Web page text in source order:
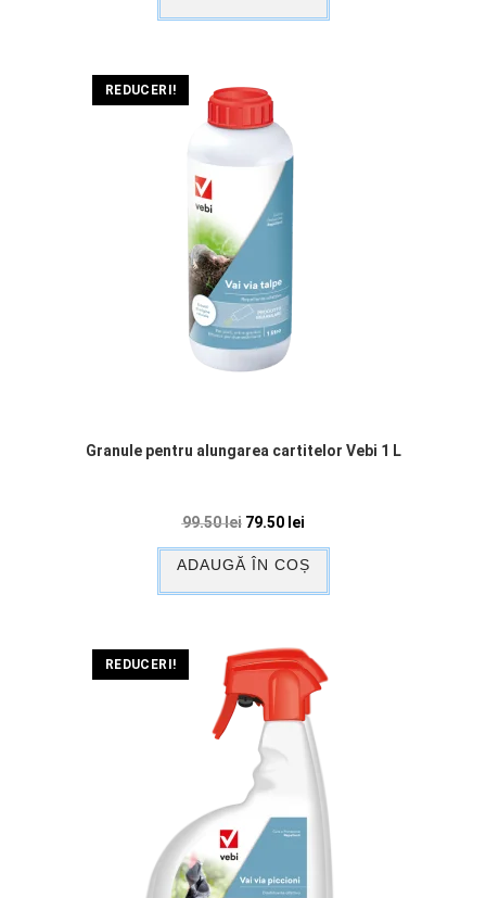
REDUCERI!
Granule pentru alungarea cartitelor Vebi 1 L
99.50lei 79.50 lei
ADAUGĂ ÎN COȘ
REDUCERI!